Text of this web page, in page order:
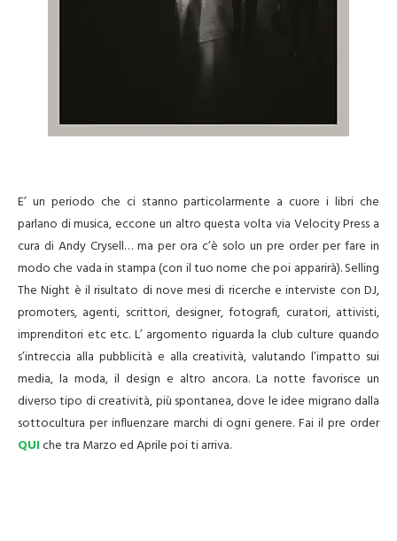
E’ un periodo che ci stanno particolarmente a cuore i libri che
parlano di musica, eccone un altro questa volta via Velocity Press a
cura di Andy Crysell… ma per ora c’è solo un pre order per fare in
modo che vada in stampa (con il tuo nome che poi apparirà). Selling
The Night è il risultato di nove mesi di ricerche e interviste con DJ,
promoters, agenti, scrittori, designer, fotografi, curatori, attivisti,
imprenditori etc etc. L’ argomento riguarda la club culture quando
s’intreccia alla pubblicità e alla creatività, valutando l’impatto sui
media, la moda, il design e altro ancora. La notte favorisce un
diverso tipo di creatività, più spontanea, dove le idee migrano dalla
sottocultura per influenzare marchi di ogni genere. Fai il pre order
QUIche tra Marzo ed Aprile poi ti arriva.